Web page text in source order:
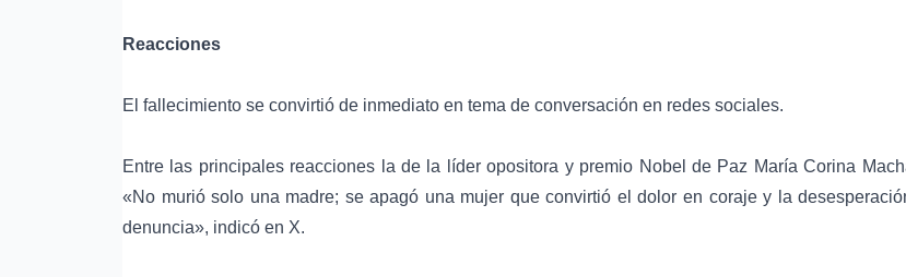
Reacciones
El fallecimiento se convirtió de inmediato en tema de conversación en redes sociales.
Entre las principales reacciones la de la líder opositora y premio Nobel de Paz María Corina
«No murió solo una madre; se apagó una mujer que convirtió el dolor en coraje y la
denuncia», indicó en X.